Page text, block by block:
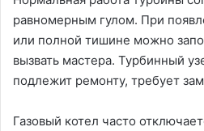
равномерным гулом. При
или полной тишине можно
вызвать мастера. Турбинный
подлежит ремонту, требует
Газовый котел часто